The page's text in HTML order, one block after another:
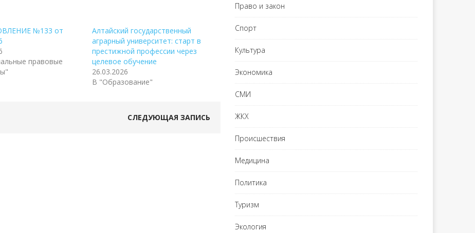
№133 от
правовые
Алтайский государственный
аграрный университет: старт в
престижной профессии через
целевое обучение
26.03.2026
В "Образование"
СЛЕДУЮЩАЯ ЗАПИСЬ
Право и закон
Спорт
Культура
Экономика
СМИ
ЖКХ
Происшествия
Медицина
Политика
Туризм
Экология